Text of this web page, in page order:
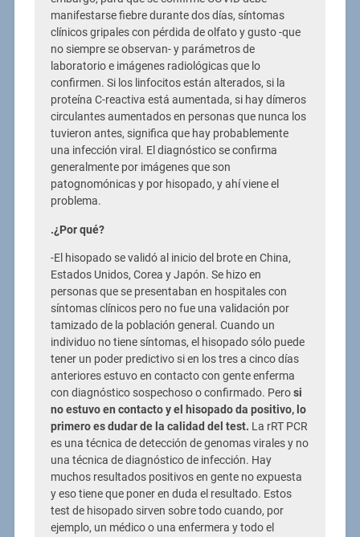
manifestarse fiebre durante dos días, síntomas
clínicos gripales con pérdida de olfato y gusto -que
no siempre se observan- y parámetros de
laboratorio e imágenes radiológicas que lo
confirmen. Si los linfocitos están alterados, si la
proteína C-reactiva está aumentada, si hay dímeros
circulantes aumentados en personas que nunca los
tuvieron antes, significa que hay probablemente
una infección viral. El diagnóstico se confirma
generalmente por imágenes que son
patognomónicas y por hisopado, y ahí viene el
problema.
.¿Por qué?
-El hisopado se validó al inicio del brote en China,
Estados Unidos, Corea y Japón. Se hizo en
personas que se presentaban en hospitales con
síntomas clínicos pero no fue una validación por
tamizado de la población general. Cuando un
individuo no tiene síntomas, el hisopado sólo puede
tener un poder predictivo si en los tres a cinco días
anteriores estuvo en contacto con gente enferma
con diagnóstico sospechoso o confirmado. Perosi
no estuvo en contacto y el hisopado da positivo, lo
primero es dudar de la calidad del test. La rRT PCR
es una técnica de detección de genomas virales y no
una técnica de diagnóstico de infección. Hay
muchos resultados positivos en gente no expuesta
y eso tiene que poner en duda el resultado. Estos
test de hisopado sirven sobre todo cuando, por
ejemplo, un médico o una enfermera y todo el